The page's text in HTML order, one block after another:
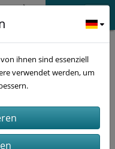
ihnen sind essenziell
verwendet werden, um